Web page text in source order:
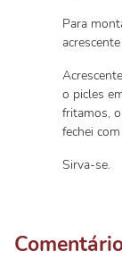
Para
o picles
fritamos,
fechei
Sirva-se.